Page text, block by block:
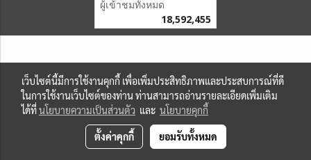
ผู้เข้าชมทั้งหมด
18,592,455
เว็บไซต์นี้มีการใช้งานคุกกี้ เพื่อเพิ่มประสิทธิภาพและประสบการณ์ที่ดี
ในการใช้งานเว็บไซต์ของท่าน ท่านสามารถอ่านรายละเอียดเพิ่มเติม
ได้ที่นโยบายความเป็นส่วนตัว และ นโยบายคุกกี้
ตั้งค่าคุกกี้ ยอมรับทั้งหมด